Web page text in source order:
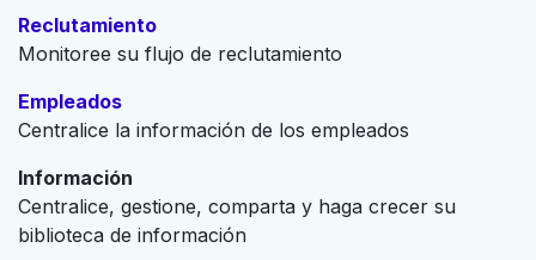
Reclutamiento
Monitoree su flujo de reclutamiento
Empleados
Centralice la información de los empleados
Información
Centralice, gestione, comparta y haga crecer su
biblioteca de información